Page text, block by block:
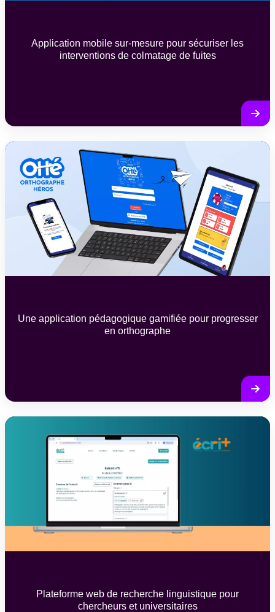
Application mobile sur-mesure pour sécuriser les
interventions de colmatage de fuites
Une application pédagogique gamifiée pour progresser
en orthographe
Plateforme web de recherche linguistique pour
chercheurs et universitaires